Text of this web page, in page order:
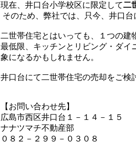
現在、井口台小学校区に限定して二
そのため、弊社では、只今、井口台
二世帯住宅とはいっても、１つの建
最低限、キッチンとリビング・ダイ
象になるかもしれません。
井口台にて二世帯住宅の売却をご検
【お問い合わせ先】
広島市西区井口台１－１４－１５
ナナツマチ不動産部
０８２－２９９－０３０８